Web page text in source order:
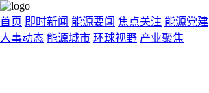
首页 即时新闻 能源要闻 焦点关注 能源党建
人事动态 能源城市 环球视野 产业聚焦